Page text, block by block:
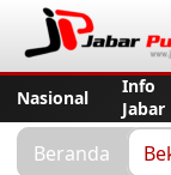
Nasional
Info
Jabar
Beranda